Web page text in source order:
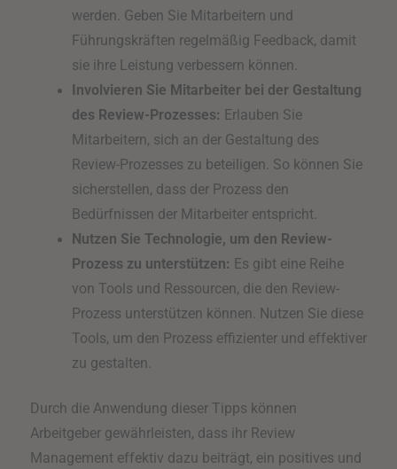
werden. Geben Sie Mitarbeitern und
Führungskräften regelmäßig Feedback, damit
sie ihre Leistung verbessern können.
Involvieren Sie Mitarbeiter bei der Gestaltung
des Review-Prozesses: Erlauben Sie
Mitarbeitern, sich an der Gestaltung des
Review-Prozesses zu beteiligen. So können Sie
sicherstellen, dass der Prozess den
Bedürfnissen der Mitarbeiter entspricht.
Nutzen Sie Technologie, um den Review-
Prozess zu unterstützen: Es gibt eine Reihe
von Tools und Ressourcen, die den Review-
Prozess unterstützen können. Nutzen Sie diese
Tools, um den Prozess effizienter und effektiver
zu gestalten.
Durch die Anwendung dieser Tipps können
Arbeitgeber gewährleisten, dass ihr Review
Management effektiv dazu beiträgt, ein positives und